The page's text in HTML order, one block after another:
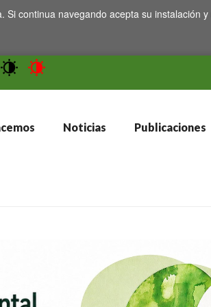
continua navegando acepta su instalación y
Noticias Publicaciones